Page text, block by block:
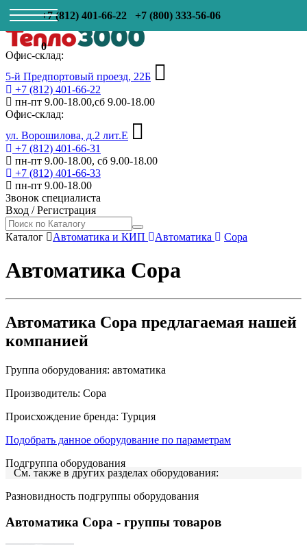
+7 (812) 401-66-22 +7 (800) 333-56-06
0
Офис-склад:
5-й Предпортовый проезд, 22Б
+7 (812) 401-66-22
пн-пт 9.00-18.00,сб 9.00-18.00
Офис-склад:
ул. Ворошилова, д.2 лит.Е
+7 (812) 401-66-31
пн-пт 9.00-18.00, сб 9.00-18.00
+7 (812) 401-66-33
пн-пт 9.00-18.00
Звонок специалиста
Вход /Регистрация
Каталог Автоматика и КИП Автоматика Copa
Автоматика Copa
Автоматика Copa предлагаемая нашей
компанией
Группа оборудования: автоматика
Производитель: Copa
Происхождение бренда: Турция
Подобрать данное оборудование по параметрам
Подгруппа оборудования
См. также в других разделах оборудования:
Разновидность подгруппы оборудования
Автоматика Copa - группы товаров